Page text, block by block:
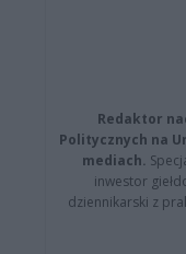
Redaktor
Politycznych na
mediach.
inwestor
dziennikarski z